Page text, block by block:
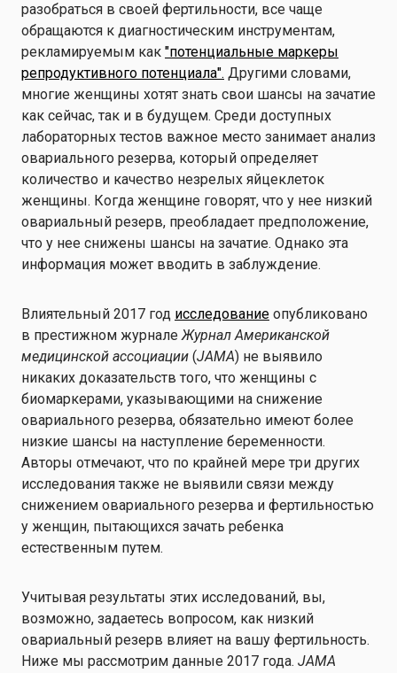
разобраться в своей фертильности, все чаще
обращаются к диагностическим инструментам,
рекламируемым как "потенциальные маркеры
репродуктивного потенциала". Другими словами,
многие женщины хотят знать свои шансы на зачатие
как сейчас, так и в будущем. Среди доступных
лабораторных тестов важное место занимает анализ
овариального резерва, который определяет
количество и качество незрелых яйцеклеток
женщины. Когда женщине говорят, что у нее низкий
овариальный резерв, преобладает предположение,
что у нее снижены шансы на зачатие. Однако эта
информация может вводить в заблуждение.
Влиятельный 2017 год исследование опубликовано
в престижном журналеЖурнал Американской
медицинской ассоциации (JAMA) не выявило
никаких доказательств того, что женщины с
биомаркерами, указывающими на снижение
овариального резерва, обязательно имеют более
низкие шансы на наступление беременности.
Авторы отмечают, что по крайней мере три других
исследования также не выявили связи между
снижением овариального резерва и фертильностью
у женщин, пытающихся зачать ребенка
естественным путем.
Учитывая результаты этих исследований, вы,
возможно, задаетесь вопросом, как низкий
овариальный резерв влияет на вашу фертильность.
Ниже мы рассмотрим данные 2017 года. JAMA